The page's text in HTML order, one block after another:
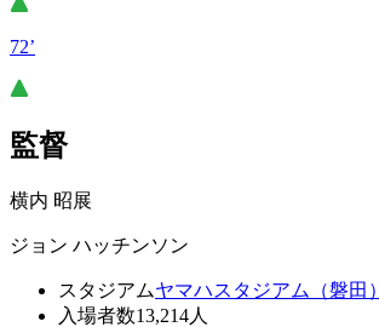
72’
監督
横内 昭展
ジョン ハッチンソン
スタジアムヤマハスタジアム（磐田）
入場者数13,214人